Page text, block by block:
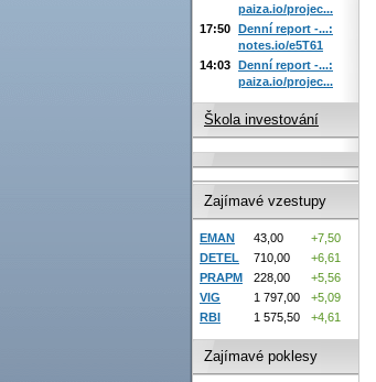
paiza.io/projec...
17:50 Denní report -...:
notes.io/e5T61
14:03 Denní report -...:
paiza.io/projec...
Škola investování
Zajímavé vzestupy
EMAN 43,00
+7,50
DETEL
710,00
+6,61
PRAPM
228,00
+5,56
VIG
1 797,00
+5,09
RBI
1 575,50 +4,61
Zajímavé poklesy